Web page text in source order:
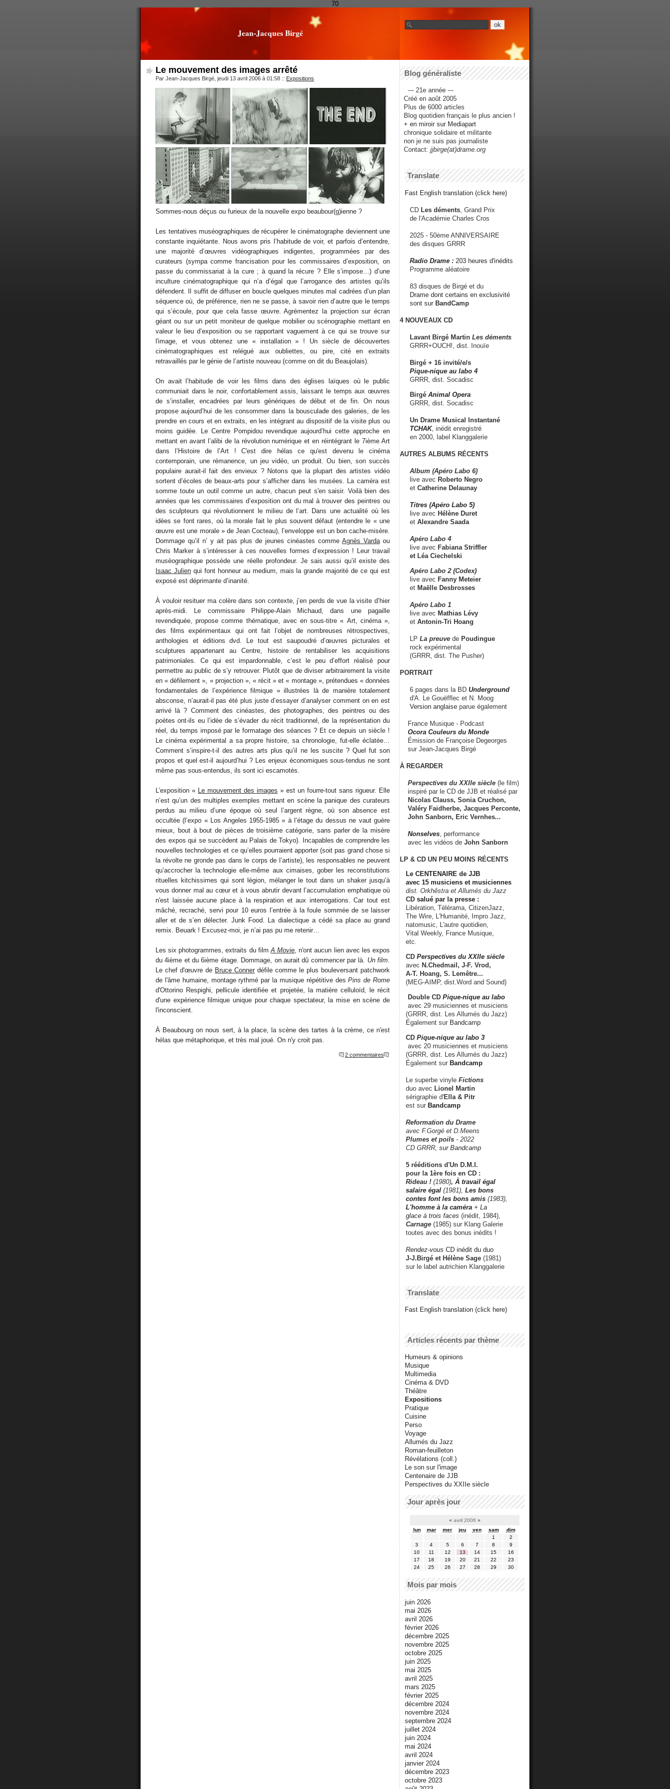
70
Jean-Jacques Birgé
Le mouvement des images arrêté
Par Jean-Jacques Birgé, jeudi 13 avril 2006 à 01:58 :: Expositions
Sommes-nous déçus ou furieux de la nouvelle expo beaubour(g)ienne ?
Les tentatives muséographiques de récupérer le cinématographe deviennent une
constante inquiétante. Nous avons pris l’habitude de voir, et parfois d’entendre,
une majorité d’œuvres vidéographiques indigentes, programmées par des
curateurs (sympa comme francisation pour les commissaires d’exposition, on
passe du commissariat à la cure ; à quand la récure ? Elle s’impose…) d’une
inculture cinématographique qui n’a d’égal que l’arrogance des artistes qu’ils
défendent. Il suffit de diffuser en boucle quelques minutes mal cadrées d’un plan
séquence où, de préférence, rien ne se passe, à savoir rien d’autre que le temps
qui s’écoule, pour que cela fasse œuvre. Agrémentez la projection sur écran
géant ou sur un petit moniteur de quelque mobilier ou scénographie mettant en
valeur le lieu d’exposition ou se rapportant vaguement à ce qui se trouve sur
l'image, et vous obtenez une « installation » ! Un siècle de découvertes
cinématographiques est relégué aux oubliettes, ou pire, cité en extraits
retravaillés par le génie de l’artiste nouveau (comme on dit du Beaujolais).
On avait l’habitude de voir les films dans des églises laïques où le public
communiait dans le noir, confortablement assis, laissant le temps aux œuvres
de s’installer, encadrées par leurs génériques de début et de fin. On nous
propose aujourd’hui de les consommer dans la bousculade des galeries, de les
prendre en cours et en extraits, en les intégrant au dispositif de la visite plus ou
moins guidée. Le Centre Pompidou revendique aujourd’hui cette approche en
mettant en avant l’alibi de la révolution numérique et en réintégrant le 7ième Art
dans l’Histoire de l’Art ! C'est dire hélas ce qu'est devenu le cinéma
contemporain, une rémanence, un jeu vidéo, un produit. Ou bien, son succès
populaire aurait-il fait des envieux ? Notons que la plupart des artistes vidéo
sortent d’écoles de beaux-arts pour s’afficher dans les musées. La caméra est
somme toute un outil comme un autre, chacun peut s'en saisir. Voilà bien des
années que les commissaires d’exposition ont du mal à trouver des peintres ou
des sculpteurs qui révolutionnent le milieu de l’art. Dans une actualité où les
idées se font rares, où la morale fait le plus souvent défaut (entendre le « une
œuvre est une morale » de Jean Cocteau), l’enveloppe est un bon cache-misère.
Dommage qu’il n’ y ait pas plus de jeunes cinéastes comme Agnès Varda ou
Chris Marker à s’intéresser à ces nouvelles formes d’expression ! Leur travail
muséographique possède une réelle profondeur. Je sais aussi qu’il existe des
Isaac Julienqui font honneur au medium, mais la grande majorité de ce qui est
exposé est déprimante d’inanité.
À vouloir resituer ma colère dans son contexte, j’en perds de vue la visite d’hier
après-midi. Le commissaire Philippe-Alain Michaud, dans une pagaille
revendiquée, propose comme thématique, avec en sous-titre « Art, cinéma »,
des films expérimentaux qui ont fait l’objet de nombreuses rétrospectives,
anthologies et éditions dvd. Le tout est saupoudré d’œuvres picturales et
sculptures appartenant au Centre, histoire de rentabiliser les acquisitions
patrimoniales. Ce qui est impardonnable, c’est le peu d’effort réalisé pour
permettre au public de s’y retrouver. Plutôt que de diviser arbitrairement la visite
en « défilement », « projection », « récit » et « montage », prétendues « données
fondamentales de l’expérience filmique » illustrées là de manière totalement
absconse, n’aurait-il pas été plus juste d’essayer d’analyser comment on en est
arrivé là ? Comment des cinéastes, des photographes, des peintres ou des
poètes ont-ils eu l’idée de s’évader du récit traditionnel, de la représentation du
réel, du temps imposé par le formatage des séances ? Et ce depuis un siècle !
Le cinéma expérimental a sa propre histoire, sa chronologie, fut-elle éclatée…
Comment s’inspire-t-il des autres arts plus qu’il ne les suscite ? Quel fut son
propos et quel est-il aujourd’hui ? Les enjeux économiques sous-tendus ne sont
même pas sous-entendus, ils sont ici escamotés.
L’exposition « Le mouvement des images » est un fourre-tout sans rigueur. Elle
n’est qu’un des multiples exemples mettant en scène la panique des curateurs
perdus au milieu d’une époque où seul l’argent règne, où son absence est
occultée (l’expo « Los Angeles 1955-1985 » à l’étage du dessus ne vaut guère
mieux, bout à bout de pièces de troisième catégorie, sans parler de la misère
des expos qui se succèdent au Palais de Tokyo). Incapables de comprendre les
nouvelles technologies et ce qu’elles pourraient apporter (soit pas grand chose si
la révolte ne gronde pas dans le corps de l’artiste), les responsables ne peuvent
qu’accrocher la technologie elle-même aux cimaises, gober les reconstitutions
rituelles kitchissimes qui sont légion, mélanger le tout dans un shaker jusqu’à
vous donner mal au cœur et à vous abrutir devant l’accumulation emphatique où
n'est laissée aucune place à la respiration et aux interrogations. Car tout est
mâché, recraché, servi pour 10 euros l’entrée à la foule sommée de se laisser
aller et de s’en délecter. Junk Food. La dialectique a cédé sa place au grand
remix. Beuark ! Excusez-moi, je n’ai pas pu me retenir…
Les six photogrammes, extraits du film A Movie , n'ont aucun lien avec les expos
du 4ième et du 6ième étage. Dommage, on aurait dû commencer par là. Un film
Le chef d'œuvre de Bruce Conner défile comme le plus bouleversant patchwork
de l'âme humaine, montage rythmé par la musique répétitive desPins de Rome
d'Ottorino Respighi, pellicule identifiée et projetée, la matière celluloïd, le récit
d'une expérience filmique unique pour chaque spectateur, la mise en scène de
l'inconscient.
À Beaubourg on nous sert, à la place, la scène des tartes à la crème, ce n'est
hélas que métaphorique, et très mal joué. On n'y croit pas.
2 commentaires
Blog généraliste
--- 21e année ---
Créé en août 2005
Plus de 6000 articles
Blog quotidien français le plus ancien !
+ en miroir sur Mediapart
chronique solidaire et militante
non je ne suis pas journaliste
Contact: jjbirge(at)drame.org
Translate
Fast English translation (click here)
CD Les déments , Grand Prix
de l'Académie Charles Cros
2025 - 50ème ANNIVERSAIRE
des disques GRRR
Radio Drame : 203 heures d'inédits
Programme aléatoire
83 disques de Birgé et du
Drame dont certains en exclusivité
sont sur BandCamp
4 NOUVEAUX CD
Lavant Birgé Martin Les déments
GRRR+OUCH!, dist. Inouïe
Birgé + 16 invité/e/s
Pique-nique au labo 4
GRRR, dist. Socadisc
Birgé Animal Opera
GRRR, dist. Socadisc
Un Drame Musical Instantané
TCHAK, inédit enregistré
en 2000, label Klanggalerie
AUTRES ALBUMS RÉCENTS
Album (Apéro Labo 6)
live avec Roberto Negro
et Catherine Delaunay
Titres (Apéro Labo 5)
live avec Hélène Duret
et Alexandre Saada
Apéro Labo 4
live avec Fabiana Striffler
et Léa Ciechelski
Apéro Labo 2 (Codex)
live avec Fanny Meteier
et Maëlle Desbrosses
Apéro Labo 1
live avec Mathias Lévy
et Antonin-Tri Hoang
LP La preuve de Poudingue
rock expérimental
(GRRR, dist. The Pusher)
PORTRAIT
6 pages dans la BD Underground
d'A. Le Gouëfflec et N. Moog
Version anglaise parue également
France Musique - Podcast
Ocora Couleurs du Monde
Émission de Françoise Degeorges
sur Jean-Jacques Birgé
À REGARDER
Perspectives du XXIIe siècle (le film)
inspiré par le CD de JJB et réalisé par
Nicolas Clauss, Sonia Cruchon,
Valéry Faidherbe, Jacques Perconte,
John Sanborn, Eric Vernhes...
Nonselves , performance
avec les vidéos de John Sanborn
LP & CD UN PEU MOINS RÉCENTS
Le CENTENAIRE de JJB
avec 15 musiciens et musiciennes
dist. Orkhêstra et Allumés du Jazz
CD salué par la presse :
Libération, Télérama, CitizenJazz,
The Wire, L'Humanité, Impro Jazz,
natomusic, L'autre quotidien,
Vital Weekly, France Musique,
etc.
CD Perspectives du XXIIe siècle
avec N.Chedmail, J-F. Vrod,
A-T. Hoang, S. Lemêtre...
(MEG-AIMP, dist.Word and Sound)
Double CD Pique-nique au labo
avec 29 musiciennes et musiciens
(GRRR, dist. Les Allumés du Jazz)
Également sur Bandcamp
CD Pique-nique au labo 3
avec 20 musiciennes et musiciens
(GRRR, dist. Les Allumés du Jazz)
Également sur Bandcamp
Le superbe vinyle Fictions
duo avec Lionel Martin
sérigraphie d'Ella & Pitr
est sur Bandcamp
Reformation du Drame
avec F.Gorgé et D.Meens
Plumes et poils - 2022
CD GRRR, sur Bandcamp
5 rééditions d'Un D.M.I.
pour la 1ère fois en CD :
Rideau ! (1980), À travail égal
salaire égal (1981), Les bons
contes font les bons amis (1983),
L'homme à la caméra + La
glace à trois faces (inédit, 1984),
Carnage (1985) sur Klang Galerie
toutes avec des bonus inédits !
Rendez-vous CD inédit du duo
J-J.Birgé et Hélène Sage (1981)
sur le label autrichien Klanggalerie
Translate
Fast English translation (click here)
Articles récents par thème
Humeurs & opinions
Musique
Multimedia
Cinéma & DVD
Théâtre
Expositions
Pratique
Cuisine
Perso
Voyage
Allumés du Jazz
Roman-feuilleton
Révélations (coll.)
Le son sur l'image
Centenaire de JJB
Perspectives du XXIIe siècle
Jour après jour
« avril 2006 »
lun
mar mer jeu ven sam
dim
1
2
3
4 5 6 7 8
9
10
11 12 13 14 15
16
17
18 19 20 21 22
23
24
25 26 27 28 29 30
Mois par mois
juin 2026
mai 2026
avril 2026
février 2026
décembre 2025
novembre 2025
octobre 2025
juin 2025
mai 2025
avril 2025
mars 2025
février 2025
décembre 2024
novembre 2024
septembre 2024
juillet 2024
juin 2024
mai 2024
avril 2024
janvier 2024
décembre 2023
octobre 2023